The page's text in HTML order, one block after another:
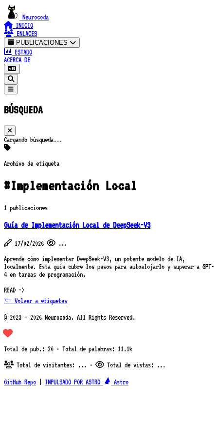
Neurocoda
INICIO
ENLACES
PUBLICACIONES
ESTADO
ACERCA DE
BÚSQUEDA
Cargando búsqueda...
Archivo de etiqueta
#Implementación Local
1 publicaciones
Guía de Implementación Local de DeepSeek-V3
17/02/2026
...
Aprende cómo implementar DeepSeek-V3, un potente modelo de IA,
localmente. Esta guía cubre los pasos para autoalojarlo y superar a GPT-
4 en tareas de programación.
READ ->
← Volver a etiquetas
© 2023 - 2026 Neurocoda. All Rights Reserved.
Total de pub.: 20 · Total de palabras: 11.1k
Total de visitantes: ... · Total de vistas: ...
GitHub Repo IMPULSADO POR ASTRO Astro